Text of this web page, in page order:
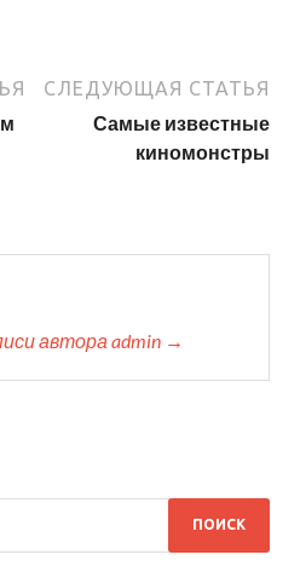
СЛЕДУЮЩАЯ СТАТЬЯ
Самые известные
киномонстры
автора admin →